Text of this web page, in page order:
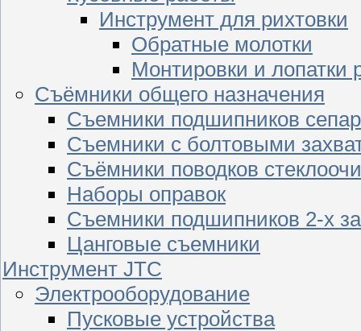
Инструмент для рихтовки
Обратные молотки
Монтировки и лопатки
Съёмники общего назначения
Съемники подшипников
Съемники с болтовыми
Съёмники поводков
Наборы оправок
Съемники подшипников 2-х
Цанговые съемники
Инструмент JTC
Электрооборудование
Пусковые устройства